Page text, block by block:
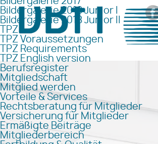
Bildergalerie 2018 Junior I
Bildergalerie 2018 Junior II
TPZ
TPZ Voraussetzungen
TPZ Requirements
TPZ English version
Berufsregister
Mitgliedschaft
Mitglied werden
Vorteile & Services
Rechtsberatung für Mitglieder
Versicherung für Mitglieder
Ermäßigte Beiträge
Mitgliederbereich